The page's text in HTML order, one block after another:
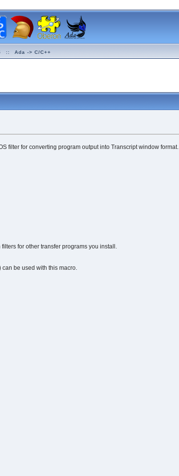
:: Ada -> C/C++
filter for converting program output into Transcript window format.
for other transfer programs you install.
be used with this macro.